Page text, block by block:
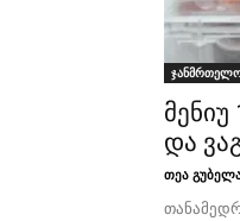
და
თეა